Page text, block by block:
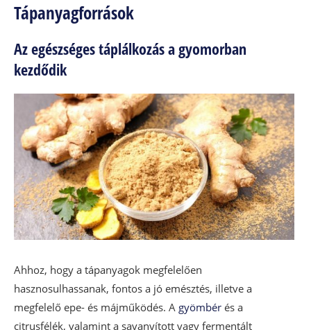
Tápanyagforrások
Az egészséges táplálkozás a gyomorban
kezdődik
Ahhoz, hogy a tápanyagok megfelelően
hasznosulhassanak, fontos a jó emésztés, illetve a
megfelelő epe- és májműködés. A gyömbér és a
citrusfélék, valamint a savanyított vagy fermentált